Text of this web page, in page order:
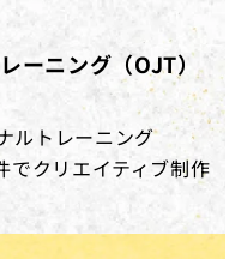
ーニング（OJT）
ルトレーニング
でクリエイティブ制作